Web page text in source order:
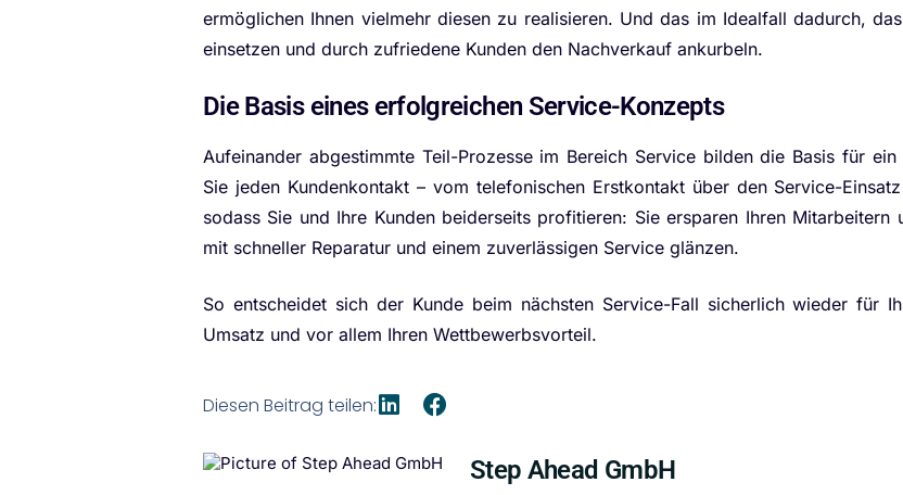
ermöglichen Ihnen vielmehr diesen zu realisieren. Und das im Idealfall dadurch,
einsetzen und durch zufriedene Kunden den Nachverkauf ankurbeln.
Die Basis eines erfolgreichen Service-Konzepts
Aufeinander abgestimmte Teil-Prozesse im Bereich Service bilden die Basis für
Sie jeden Kundenkontakt – vom telefonischen Erstkontakt über den Service-
sodass Sie und Ihre Kunden beiderseits profitieren: Sie ersparen Ihren
mit schneller Reparatur und einem zuverlässigen Service glänzen.
So entscheidet sich der Kunde beim nächsten Service-Fall sicherlich wieder für
Umsatz und vor allem Ihren Wettbewerbsvorteil.
Diesen Beitrag teilen:
Step Ahead GmbH